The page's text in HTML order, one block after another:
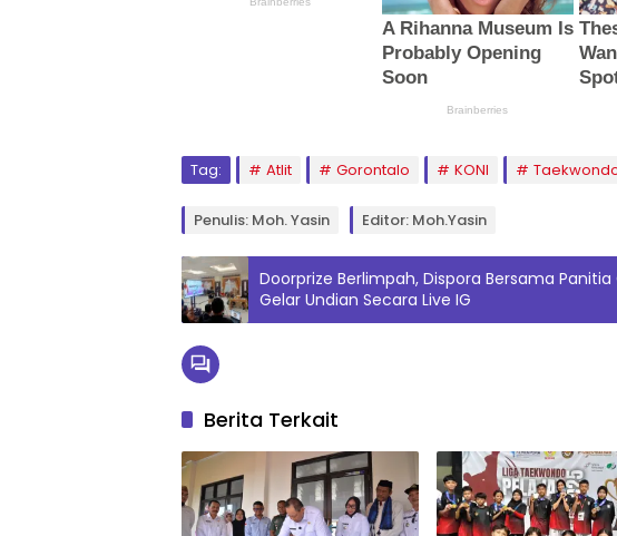
Tag: Atlit Gorontalo KONI
Penulis: Moh. Yasin Editor: Moh.Yasin
Doorprize Berlimpah, Dispora Bersama Panitia
Gelar Undian Secara Live IG
Berita Terkait